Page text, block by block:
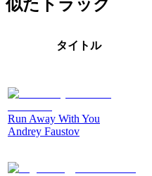
似たトラック
タイトル
Run Away With You
Andrey Faustov